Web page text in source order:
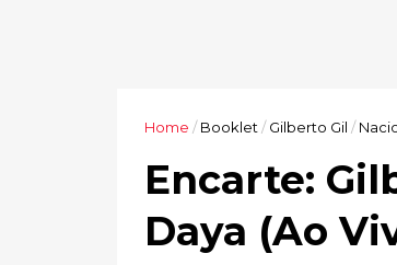
Home / Booklet / Gilberto Gil /
Encarte:
Daya (Ao